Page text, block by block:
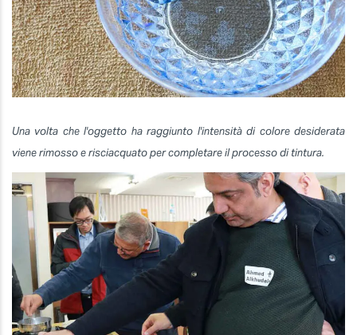
Una volta che l'oggetto ha raggiunto l'intensità di colore desiderata
viene rimosso e risciacquato per completare il processo di tintura.